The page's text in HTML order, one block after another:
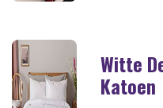
Witte
Katoen